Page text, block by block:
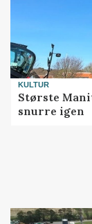
KULTUR
Største
snurre igen